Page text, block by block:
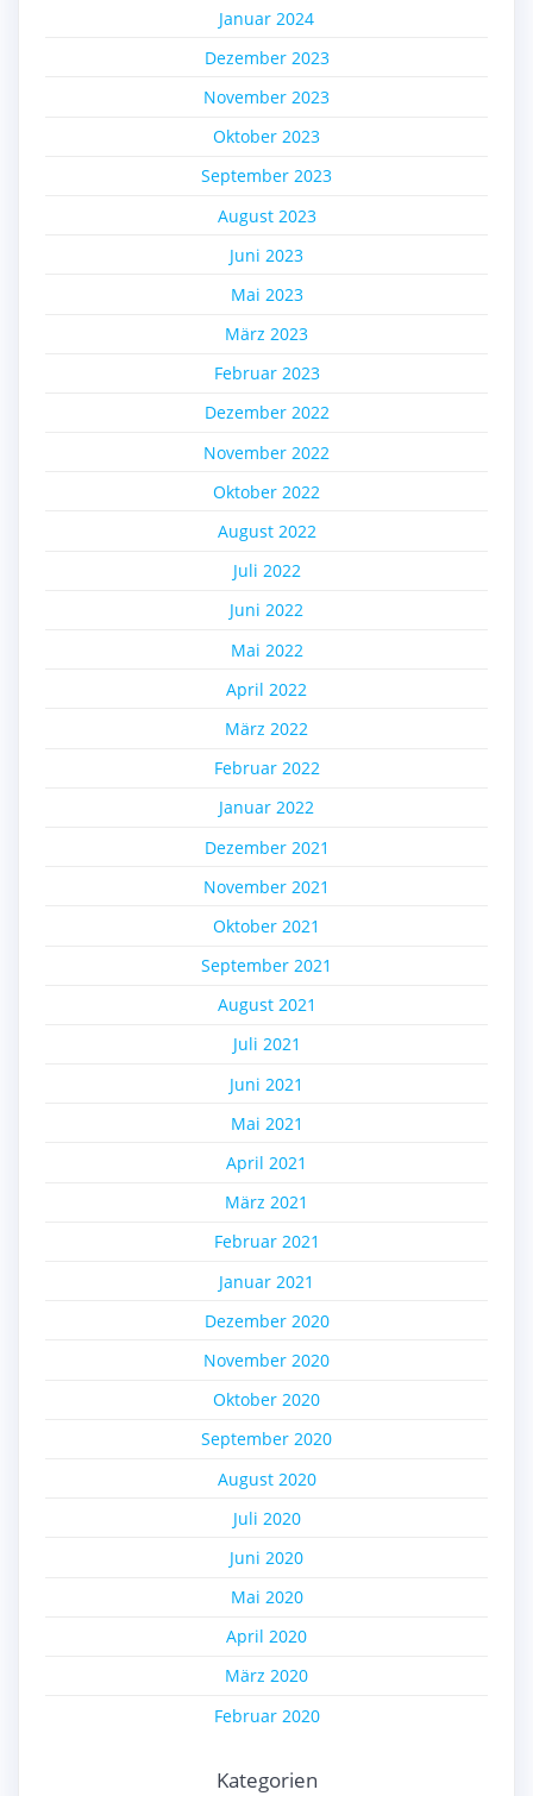
Januar 2024
Dezember 2023
November 2023
Oktober 2023
September 2023
August 2023
Juni 2023
Mai 2023
März 2023
Februar 2023
Dezember 2022
November 2022
Oktober 2022
August 2022
Juli 2022
Juni 2022
Mai 2022
April 2022
März 2022
Februar 2022
Januar 2022
Dezember 2021
November 2021
Oktober 2021
September 2021
August 2021
Juli 2021
Juni 2021
Mai 2021
April 2021
März 2021
Februar 2021
Januar 2021
Dezember 2020
November 2020
Oktober 2020
September 2020
August 2020
Juli 2020
Juni 2020
Mai 2020
April 2020
März 2020
Februar 2020
Kategorien